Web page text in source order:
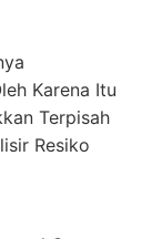
Karena Itu
Terpisah
Resiko